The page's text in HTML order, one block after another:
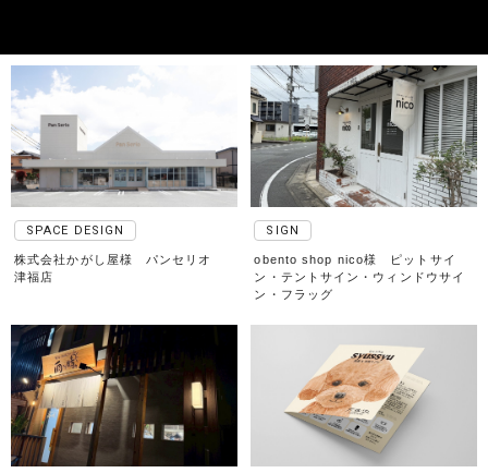
SPACE DESIGN
株式会社かがし屋様 パンセリオ
津福店
SIGN
obento shop nico様 ピットサイ
ン・テントサイン・ウィンドウサイ
ン・フラッグ